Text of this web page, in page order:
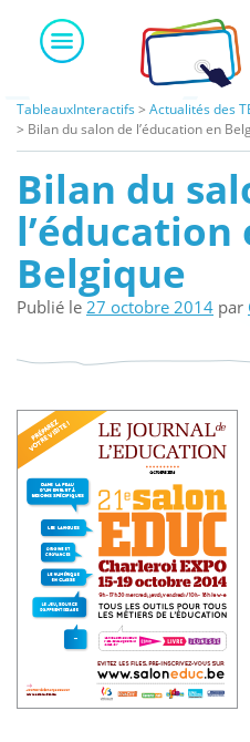
content
TableauxInteractifs > Actualités des
> Bilan du salon de l’éducation en
Bilan du
l’éducation
Belgique
Publié le 27 octobre 2014 par